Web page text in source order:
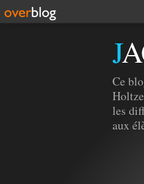
Ce
les
aux